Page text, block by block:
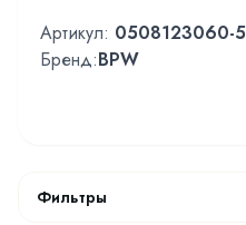
Артикул: 0508123060-5
Бренд:BPW
Фильтры